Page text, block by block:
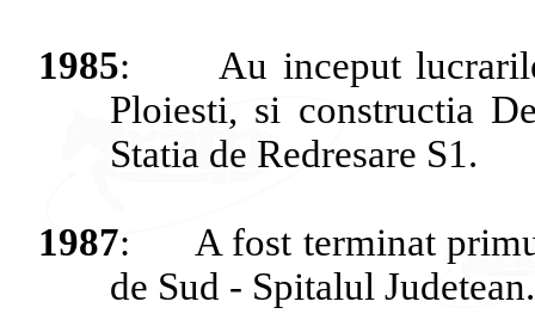
1985: Au inceput
Ploiesti, si constructia
Statia de Redresare S1.
1987: A fost terminat
de Sud - Spitalul Judetean.